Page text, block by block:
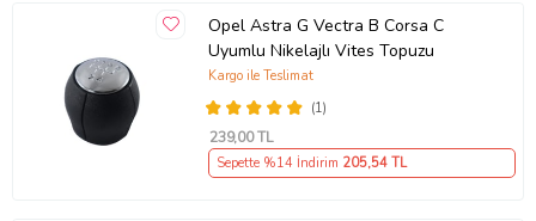
Opel Astra G Vectra B Corsa C
Uyumlu Nikelajlı Vites Topuzu
(1)
Kargo ile Teslimat
239,00 TL
Sepette %14 İndirim 205,54 TL